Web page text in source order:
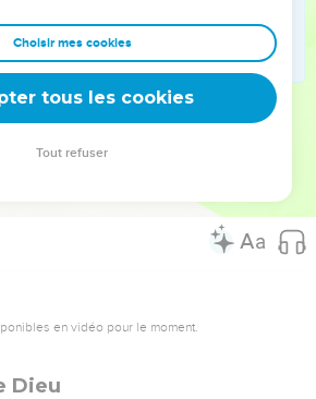
le décret de Dieu, selon lequel
telles choses sont dignes de mort,
font, mais encore ils approuvent ceux
1978, avec autorisation. Pour vous procurer
en vidéo pour le moment.
Dieu
Choisir mes cookies
tous les cookies
Tout refuser